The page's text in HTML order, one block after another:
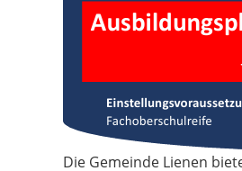
Die Gemeinde Lienen